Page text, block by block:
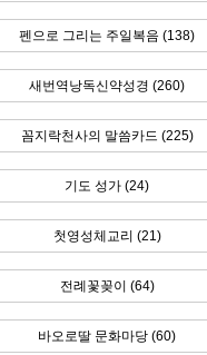
펜으로 그리는 주일복음 (138)
새번역낭독신약성경 (260)
꼼지락천사의 말씀카드 (225)
기도 성가 (24)
첫영성체교리 (21)
전례꽃꽂이 (64)
바오로딸 문화마당 (60)